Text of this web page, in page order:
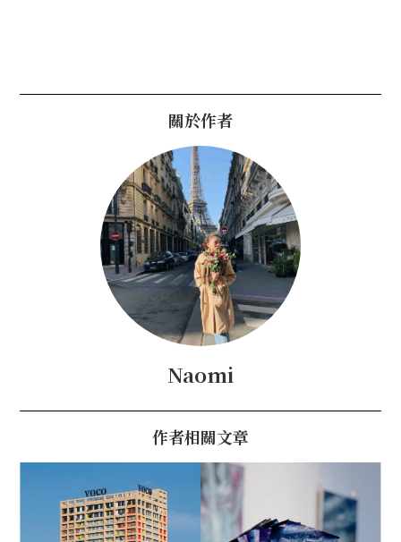
關於作者
Naomi
作者相關文章